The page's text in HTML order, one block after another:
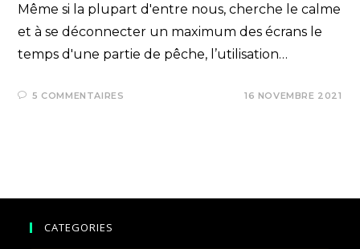
Même si la plupart d'entre nous, cherche le calme
et à se déconnecter un maximum des écrans le
temps d'une partie de pêche, l’utilisation…
5 COMMENTAIRES 16 NOVEMBRE 2021
CATEGORIES